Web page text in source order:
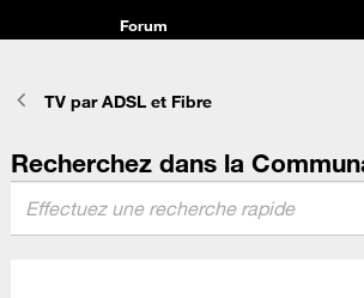
Forum
TV par ADSL et Fibre
Recherchez dans la